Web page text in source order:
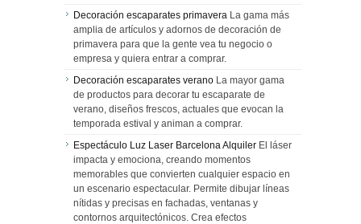
Decoración escaparates primavera La gama más
amplia de artículos y adornos de decoración de
primavera para que la gente vea tu negocio o
empresa y quiera entrar a comprar.
Decoración escaparates verano La mayor gama
de productos para decorar tu escaparate de
verano, diseños frescos, actuales que evocan la
temporada estival y animan a comprar.
Espectáculo Luz Laser Barcelona Alquiler El láser
impacta y emociona, creando momentos
memorables que convierten cualquier espacio en
un escenario espectacular. Permite dibujar líneas
nítidas y precisas en fachadas, ventanas y
contornos arquitectónicos. Crea efectos